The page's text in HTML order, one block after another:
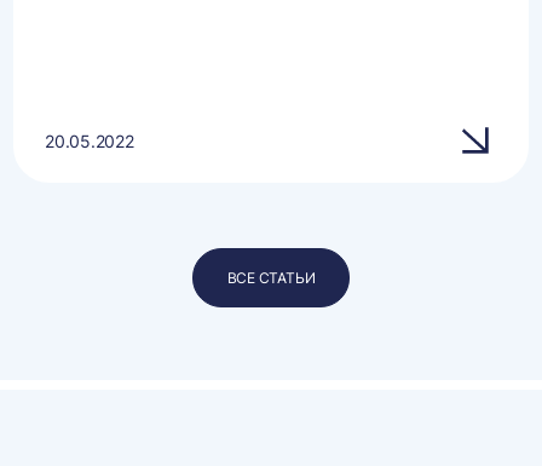
20.05.2022
ВСЕ СТАТЬИ